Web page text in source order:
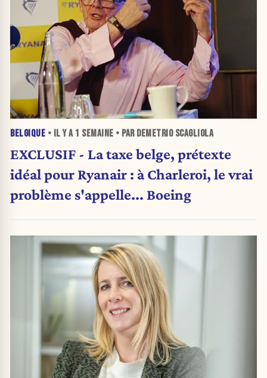
BELGIQUE • IL Y A 1 SEMAINE • PAR DEMETRIO SCAGLIOLA
EXCLUSIF - La taxe belge, prétexte
idéal pour Ryanair : à Charleroi, le vrai
problème s'appelle... Boeing